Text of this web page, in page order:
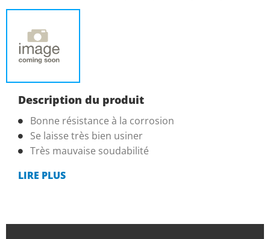
Description du produit
Bonne résistance à la corrosion
Se laisse très bien usiner
Très mauvaise soudabilité
LIRE PLUS